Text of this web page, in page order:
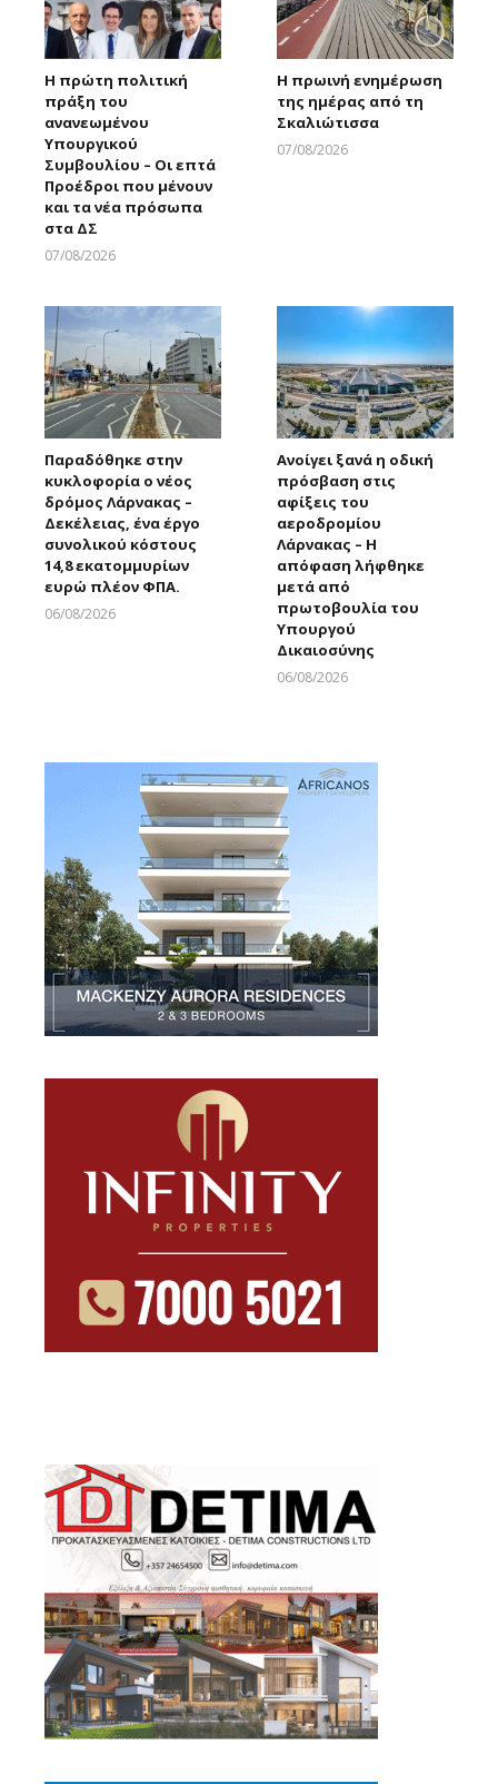
Η πρώτη πολιτική
πράξη του
ανανεωμένου
Υπουργικού
Συμβουλίου – Οι επτά
Προέδροι που μένουν
και τα νέα πρόσωπα
στα ΔΣ
07/08/2026
Η πρωινή ενημέρωση
της ημέρας από τη
Σκαλιώτισσα
07/08/2026
Παραδόθηκε στην
κυκλοφορία ο νέος
δρόμος Λάρνακας –
Δεκέλειας, ένα έργο
συνολικού κόστους
14,8 εκατομμυρίων
ευρώ πλέον ΦΠΑ.
06/08/2026
Ανοίγει ξανά η οδική
πρόσβαση στις
αφίξεις του
αεροδρομίου
Λάρνακας – Η
απόφαση λήφθηκε
μετά από
πρωτοβουλία του
Υπουργού
Δικαιοσύνης
06/08/2026